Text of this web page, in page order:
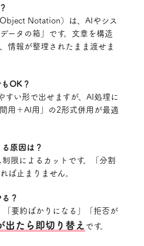
Notation）は、AIやシス
ータの箱」です。文章を構造
情報が整理されたまま渡せま
OK？
すい形で出せますが、AI処理に
用＋AI用」の2形式併用が最適
原因は？
限によるカットです。「分割
ば止まりません。
？
要約ばかりになる」「拒否が
出たら即切り替え です。